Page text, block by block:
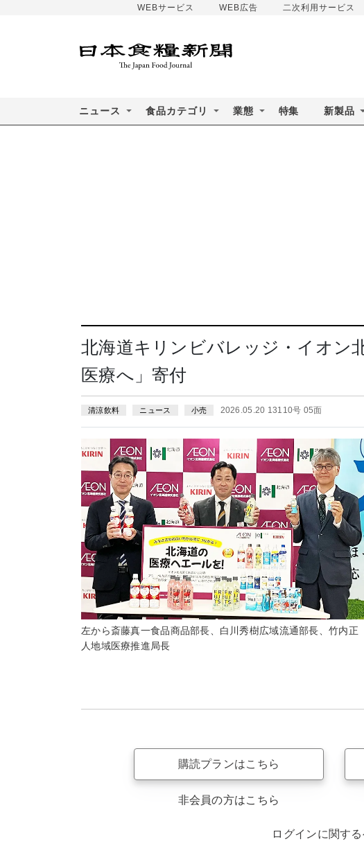
WEBサービス WEB広告 二次利用サービス
ニュース 食品カテゴリ 業態 特集 新製品
北海道キリンビバレッジ・イオン
医療へ」寄付
清涼飲料 ニュース 小売 2026.05.20 13110号 05面
左から斎藤真一食品商品部長、白川秀樹広域流通部長、竹内正
人地域医療推進局長
購読プランはこちら
非会員の方はこちら
ログインに関す